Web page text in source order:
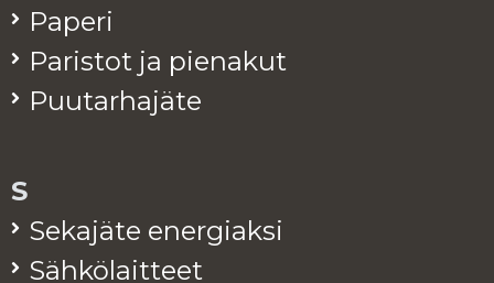
Pa­pe­ri
Pa­ris­tot ja pie­na­kut
Puu­tar­ha­jä­te
S
Se­ka­jä­te ener­giak­si
Säh­kö­lait­teet